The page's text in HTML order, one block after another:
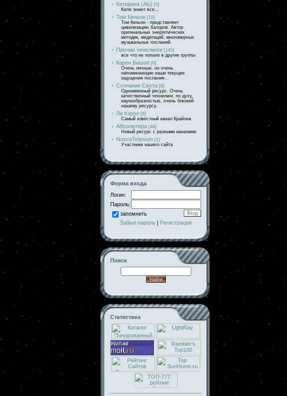
Катерина (Alu) [5]
Катю знают все...
Том Кеньон [10]
Том Кеньон - представляет
цивилизацию Хаторов. Автор
оригинальных энергетических
методик, медитаций, многомерных
музыкальных посланий.
Прочие ченелинги [145]
все что не попало в другие группы
Карен Бишоп [0]
Очень личные, но очень
напоминающие наши текущие
ощущения послания...
Сознание Света [9]
Одноименный ресурс. Очень
качественный ченнелинг, по духу,
наукообразностью, очень близкий
нашему ресурсу.
Ли Кэрол [6]
Самый известный канал Крайона
Абсолютера [49]
Новый ресурс с разными каналами
NosceTeIpsum [1]
Участники нашего сайта
Форма входа
Логин:
Пароль:
запомнить
Забыл пароль | Регистрация
Поиск
Статистика